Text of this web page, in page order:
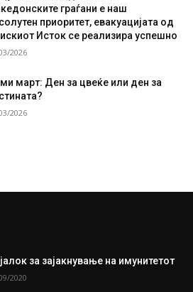
граѓани е наш
приоритет, евакуацијата од
Исток се реализира успешно
2026
март: Ден за цвеќе или ден за
2026
за зајакнување на имунитетот
2020